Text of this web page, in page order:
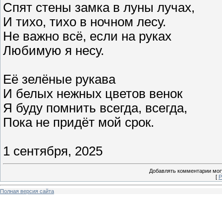
Спят стены замка в луны лучах,
И тихо, тихо в ночном лесу.
Не важно всё, если на руках
Любимую я несу.
Её зелёные рукава
И белых нежных цветов венок
Я буду помнить всегда, всегда,
Пока не придёт мой срок.
1 сентября, 2025
Добавлять комментарии
[
Полная версия сайта